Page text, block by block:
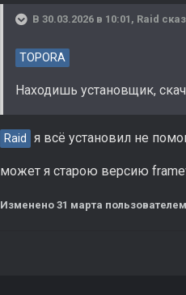
В 30.03.2026 в 10:01, Raid
TOPORA
Находишь установщик,
Raid я всё установил не
может я старою версию
Изменено 31 марта